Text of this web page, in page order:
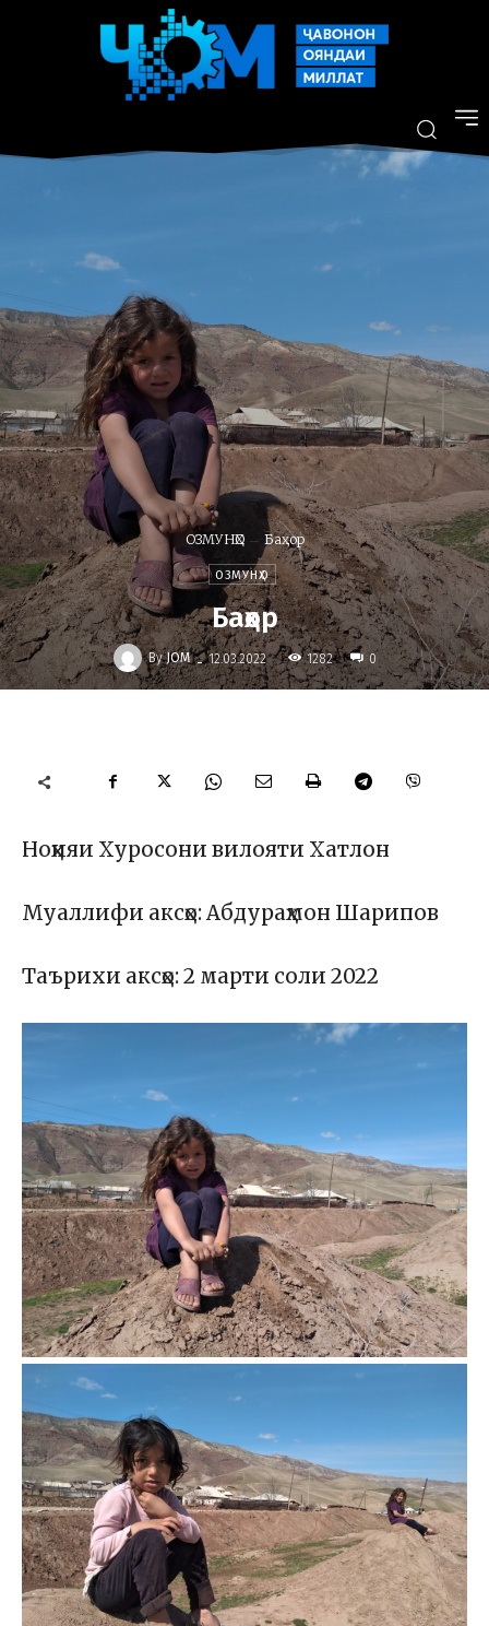
ОЗМУНҲО Баҳор
ОЗМУНҲО
Баҳор
By JOM - 12.03.2022 1282 0
Ноҳияи Хуросони вилояти Хатлон
Муаллифи аксҳо: Абдураҳмон Шарипов
Таърихи аксҳо: 2 марти соли 2022